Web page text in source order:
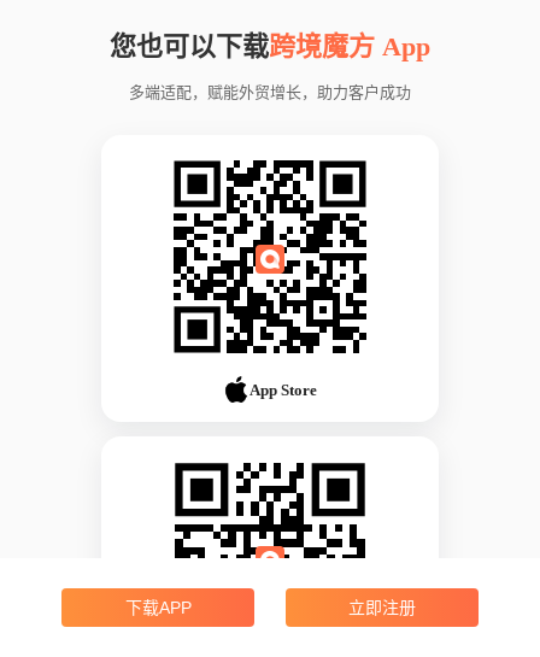
您也可以下载跨境魔方 App
多端适配，赋能外贸增长，助力客户成功
App Store
下载APP 立即注册